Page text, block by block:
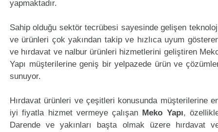
yapmaktadır.
Sahip olduğu sektör tecrübesi sayesinde gelişen
ve ürünleri çok yakından takip ve hızlıca uyum
ve hırdavat ve nalbur ürünleri hizmetlerini geliştiren
Yapı müşterilerine geniş bir yelpazede ürün ve
sunuyor.
Hırdavat ürünleri ve çeşitleri konusunda müşterilerine
iyi fiyatla hizmet vermeye çalışan Meko Yapı,
Darende ve yakınları başta olmak üzere hırdavat